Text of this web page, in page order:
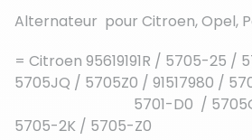
Alternateur pour Citroen, Opel,
= Citroen 95619191R / 5705-25 /
5705JQ / 5705Z0 /
5701-D0 / 5705Q5 /
5705-2K / 5705-Z0